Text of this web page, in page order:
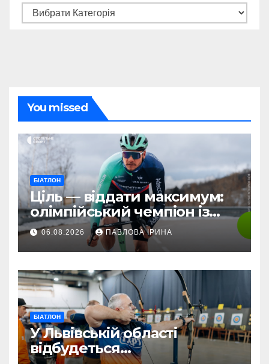
You missed
БІАТЛОН
Ціль — віддати максимум:
олімпійський чемпіон із
біатлону Жаклен стартує у
дебютній професійній
велогонці
06.08.2026 ПАВЛОВА ІРИНА
БІАТЛОН
У Львівській області
відбудеться